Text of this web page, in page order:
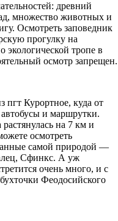
древний
множество животных и
Осмотреть заповедник
прогулку на
тропе в
осмотр запрещен.
пгт Курортное, куда от
и маршрутки.
на 7 км и
осмотреть
самой природой —
Сфинкс. А уж
очень много, и с
Феодосийского